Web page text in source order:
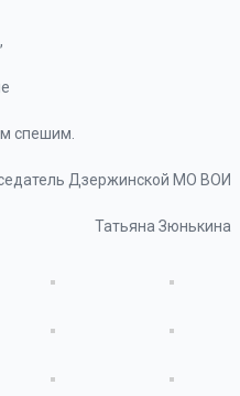
спешим.
Дзержинской МО ВОИ
Татьяна Зюнькина